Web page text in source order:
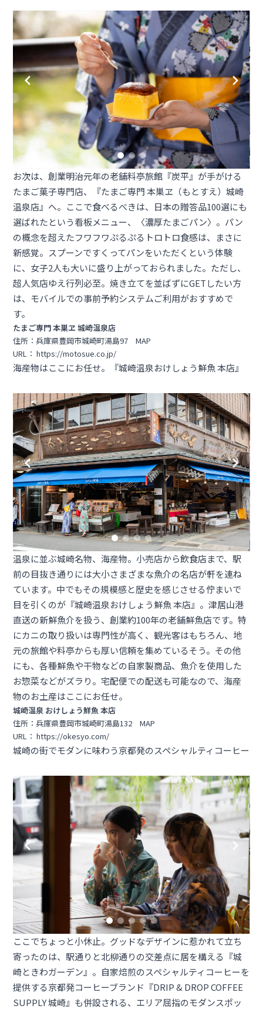
お次は、創業明治元年の老舗料亭旅館『炭平』が手がける
たまご菓子専門店、『たまご専門 本巣ヱ（もとすえ）城崎
温泉店』へ。ここで食べるべきは、日本の贈答品100選にも
選ばれたという看板メニュー、〈濃厚たまごパン〉。パン
の概念を超えたフワフワぷるぷるトロトロ食感は、まさに
新感覚。スプーンですくってパンをいただくという体験
に、女子2人も大いに盛り上がっておられました。ただし、
超人気店ゆえ行列必至。焼き立てを並ばずにGETしたい方
は、 モバイルでの事前予約システムご利用がおすすめで
す。
たまご専門 本巣ヱ 城崎温泉店
住所：兵庫県豊岡市城崎町湯島97MAP
URL：https://motosue.co.jp/
海産物はここにお任せ。『城崎温泉おけしょう鮮魚 本店』
温泉に並ぶ城崎名物、海産物。小売店から飲食店まで、駅
前の目抜き通りには大小さまざまな魚介の名店が軒を連ね
ています。中でもその規模感と歴史を感じさせる佇まいで
目を引くのが『城崎温泉おけしょう鮮魚 本店』。津居山港
直送の新鮮魚介を扱う、創業約100年の老舗鮮魚店です。特
にカニの取り扱いは専門性が高く、観光客はもちろん、地
元の旅館や料亭からも厚い信頼を集めているそう。その他
にも、各種鮮魚や干物などの自家製商品、魚介を使用した
お惣菜などがズラり。宅配便での配送も可能なので、海産
物のお土産はここにお任せ。
城崎温泉 おけしょう鮮魚 本店
住所：兵庫県豊岡市城崎町湯島132MAP
URL：https://okesyo.com/
城崎の街でモダンに味わう京都発のスペシャルティコーヒー
ここでちょっと小休止。グッドなデザインに惹かれて立ち
寄ったのは、駅通りと北柳通りの交差点に居を構える『城
崎ときわガーデン』。自家焙煎のスペシャルティコーヒーを
提供する京都発コーヒーブランド『DRIP & DROP COFFEE
SUPPLY 城崎』も併設される、エリア屈指のモダンスポッ